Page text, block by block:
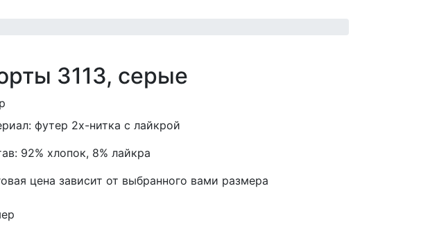
3113, серые
p
футер 2х-нитка с лайкрой
92% хлопок, 8% лайкра
цена зависит от выбранного вами размера